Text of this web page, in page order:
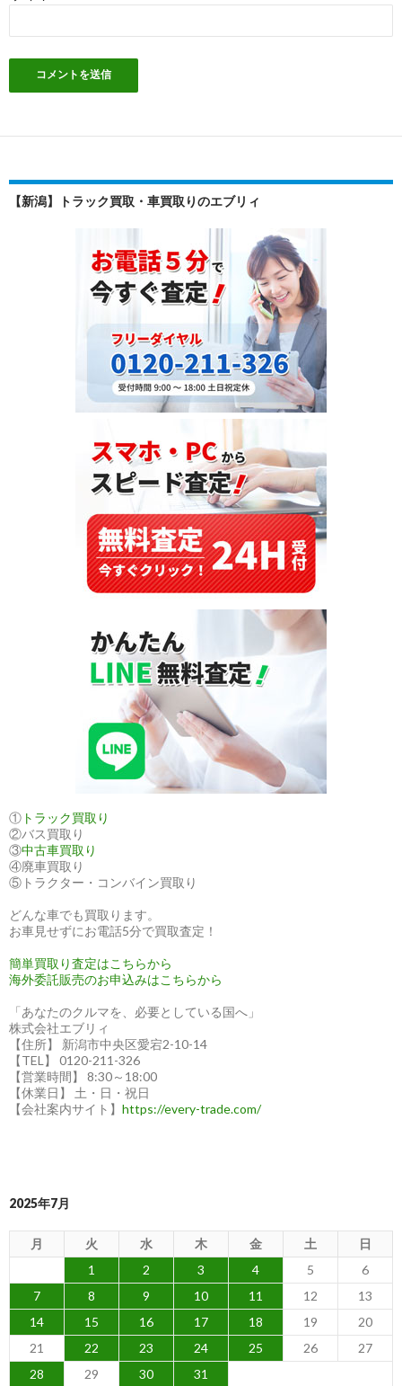
【新潟】トラック買取・車買取りのエブリィ
① トラック買取り
②バス買取り
③中古車買取り
④廃車買取り
⑤トラクター・コンバイン買取り
どんな車でも買取ります。
お車見せずにお電話5分で買取査定！
簡単買取り査定はこちらから
海外委託販売のお申込みはこちらから
「あなたのクルマを、必要としている国へ」
株式会社エブリィ
【住所】 新潟市中央区愛宕2-10-14
【TEL】 0120-211-326
【営業時間】 8:30～18:00
【休業日】 土・日・祝日
【会社案内サイト】 https://every-trade.com/
2025年7月
月 火 水 木 金 土
日
1
2 3 4 5
6
7
8 9 10 11 12
13
14
15 16 17 18 19
20
21
22 23 24 25 26
27
28
29 30
31